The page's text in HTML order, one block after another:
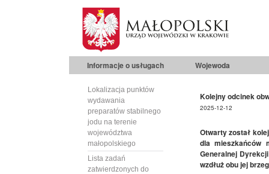
Informacje o usługach Wojewoda
Lokalizacja punktów
wydawania
preparatów stabilnego
jodu na terenie
województwa
małopolskiego
Lista zadań
zatwierdzonych do
Kolejny odcinek
2025-12-12
Otwarty został
dla mieszkańców
Generalnej
wzdłuż obu jej